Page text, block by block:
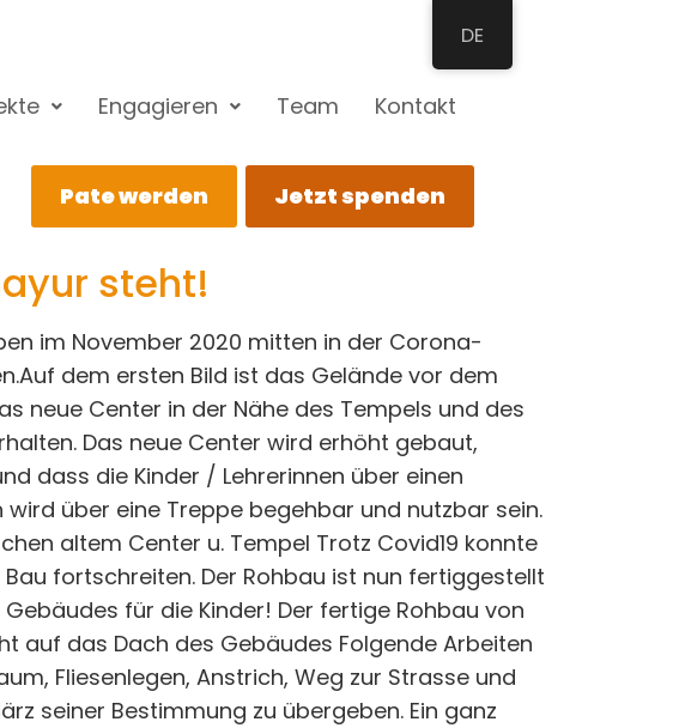
Engagieren Team Kontakt
Pate werden Jetzt spenden
steht!
im November 2020 mitten in der Corona-
dem ersten Bild ist das Gelände vor dem
neue Center in der Nähe des Tempels und des
Das neue Center wird erhöht gebaut,
dass die Kinder / Lehrerinnen über einen
über eine Treppe begehbar und nutzbar sein.
altem Center u. Tempel Trotz Covid19 konnte
fortschreiten. Der Rohbau ist nun fertiggestellt
für die Kinder! Der fertige Rohbau von
auf das Dach des Gebäudes Folgende Arbeiten
Fliesenlegen, Anstrich, Weg zur Strasse und
seiner Bestimmung zu übergeben. Ein ganz
DE